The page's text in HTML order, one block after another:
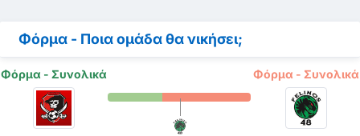
Φόρμα - Ποια ομάδα θα νικήσει;
Φόρμα - Συνολικά Φόρμα - Συνολικά